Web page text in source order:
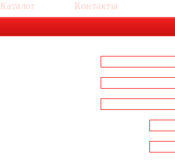
Каталог Контакты